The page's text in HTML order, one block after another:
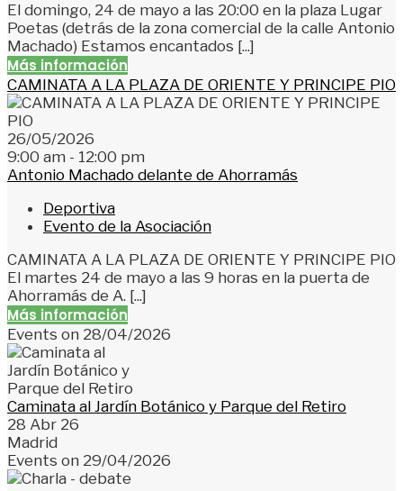
El domingo, 24 de mayo a las 20:00 en la plaza Lugar
Poetas (detrás de la zona comercial de la calle Antonio
Machado) Estamos encantados [...]
Más información
CAMINATA A LA PLAZA DE ORIENTE Y PRINCIPE PIO
26/05/2026
9:00 am - 12:00 pm
Antonio Machado delante de Ahorramás
Deportiva
Evento de la Asociación
CAMINATA A LA PLAZA DE ORIENTE Y PRINCIPE PIO
El martes 24 de mayo a las 9 horas en la puerta de
Ahorramás de A. [...]
Más información
Events on 28/04/2026
Caminata al Jardín Botánico y Parque del Retiro
28 Abr 26
Madrid
Events on 29/04/2026